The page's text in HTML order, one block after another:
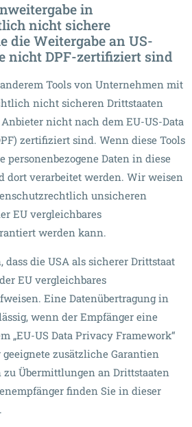
in
nicht sichere
die Weitergabe an US-
nicht DPF-zertifiziert sind
Tools von Unternehmen mit
nicht sicheren Drittstaaten
nicht nach dem EU-US-Data
zertifiziert sind. Wenn diese Tools
Daten in diese
dort verarbeitet werden. Wir weisen
unsicheren
EU vergleichbares
werden kann.
die USA als sicherer Drittstaat
EU vergleichbares
Eine Datenübertragung in
wenn der Empfänger eine
„EU-US Data Privacy Framework“
geeignete zusätzliche Garantien
Übermittlungen an Drittstaaten
finden Sie in dieser